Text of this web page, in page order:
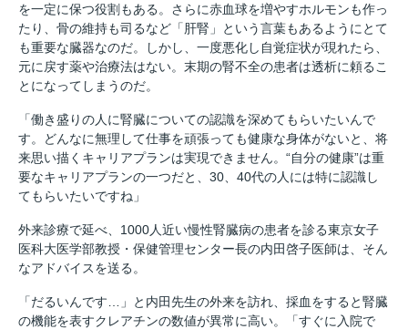
を一定に保つ役割もある。さらに赤血球を増やすホルモンも作っ
たり、骨の維持も司るなど「肝腎」という言葉もあるようにとて
も重要な臓器なのだ。しかし、一度悪化し自覚症状が現れたら、
元に戻す薬や治療法はない。末期の腎不全の患者は透析に頼るこ
とになってしまうのだ。
「働き盛りの人に腎臓についての認識を深めてもらいたいんで
す。どんなに無理して仕事を頑張っても健康な身体がないと、将
来思い描くキャリアプランは実現できません。“自分の健康”は重
要なキャリアプランの一つだと、30、40代の人には特に認識し
てもらいたいですね」
外来診療で延べ、1000人近い慢性腎臓病の患者を診る東京女子
医科大医学部教授・保健管理センター長の内田啓子医師は、そん
なアドバイスを送る。
「だるいんです…」と内田先生の外来を訪れ、採血をすると腎臓
の機能を表すクレアチンの数値が異常に高い。「すぐに入院で